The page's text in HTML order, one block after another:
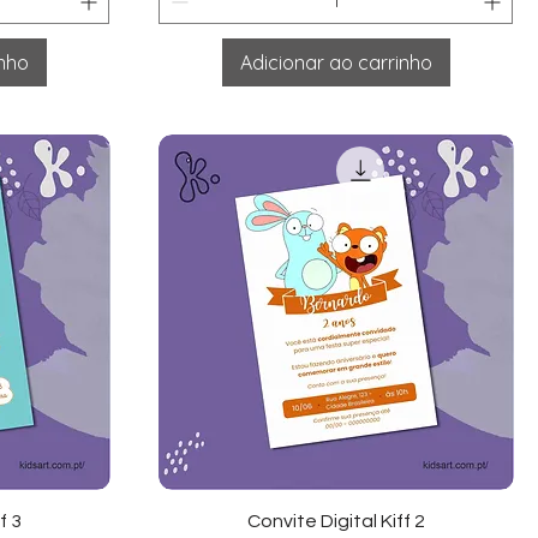
Adicionar ao carrinho
3 Visualização rápida
Convite Digital Kiff 2